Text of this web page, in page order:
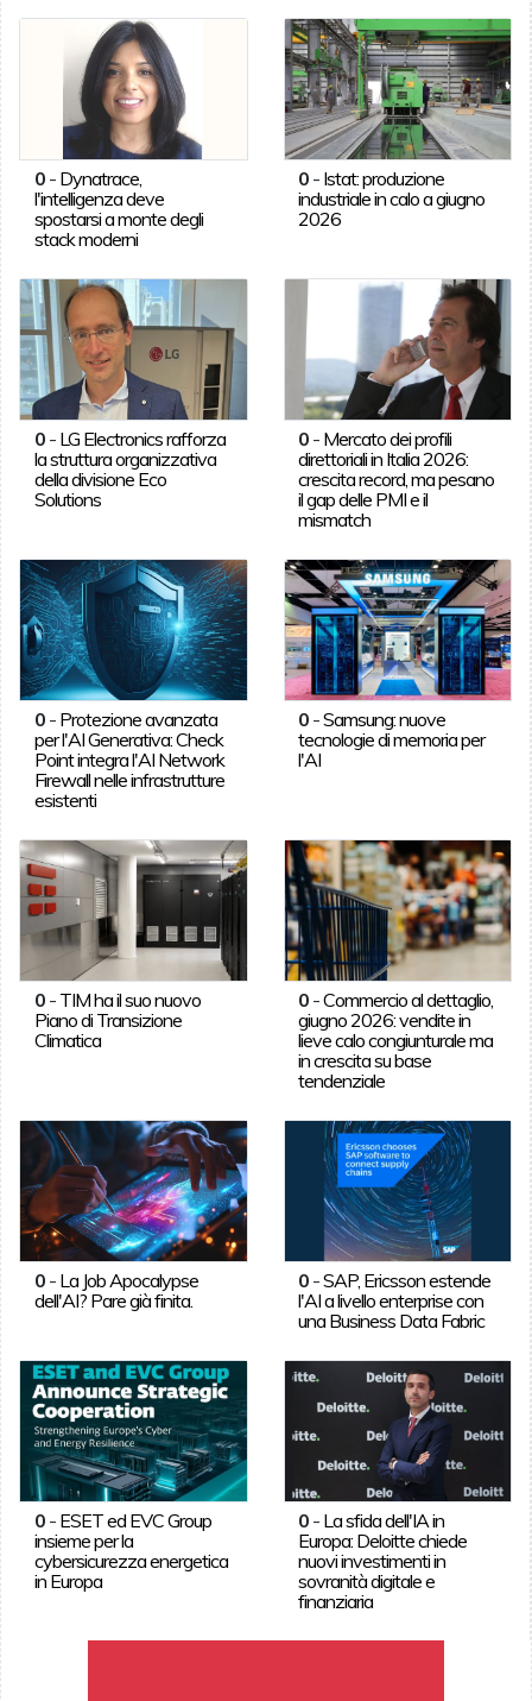
0- Dynatrace,
l'intelligenza deve
spostarsi a monte degli
stack moderni
0 - Istat: produzione
industriale in calo a giugno
2026
0- LG Electronics rafforza
la struttura organizzativa
della divisione Eco
Solutions
0 - Mercato dei profili
direttoriali in Italia 2026:
crescita record, ma pesano
il gap delle PMI e il
mismatch
0- Protezione avanzata
per l'AI Generativa: Check
Point integra l'AI Network
Firewall nelle infrastrutture
esistenti
0 -Samsung: nuove
tecnologie di memoria per
l'AI
0- TIM ha il suo nuovo
Piano di Transizione
Climatica
0 -Commercio al dettaglio,
giugno 2026: vendite in
lieve calo congiunturale ma
in crescita su base
tendenziale
0- La Job Apocalypse
dell'AI? Pare già finita.
0 -SAP, Ericsson estende
l'AI a livello enterprise con
una Business Data Fabric
0- ESET ed EVC Group
insieme per la
cybersicurezza energetica
in Europa
0 - La sfida dell'IA in
Europa: Deloitte chiede
nuovi investimenti in
sovranità digitale e
finanziaria